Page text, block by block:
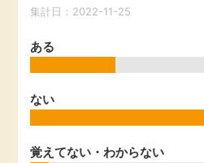
アンケート
ゲーム
引っ越し
買取・査定
集計日：2022-11-25
ある
ない
覚えてない・わからない